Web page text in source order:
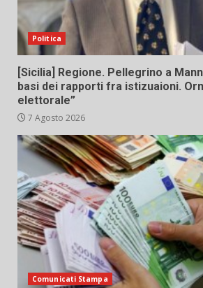
Politica
[Sicilia] Regione. Pellegrino a
basi dei rapporti fra istizuaioni.
elettorale”
7 Agosto 2026
Comunicati Stampa